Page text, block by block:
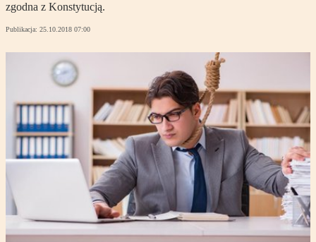
zgodna z Konstytucją.
Publikacja: 25.10.2018 07:00